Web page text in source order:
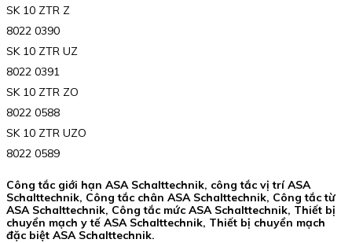
SK 10 ZTR Z
8022 0390
SK 10 ZTR UZ
8022 0391
SK 10 ZTR ZO
8022 0588
SK 10 ZTR UZO
8022 0589
Công tắc giới hạn ASA Schalttechnik, công tắc vị trí ASA
Schalttechnik, Công tắc chân ASA Schalttechnik, Công tắc từ
ASA Schalttechnik, Công tắc mức ASA Schalttechnik, Thiết bị
chuyển mạch y tế ASA Schalttechnik, Thiết bị chuyển mạch
đặc biệt ASA Schalttechnik.